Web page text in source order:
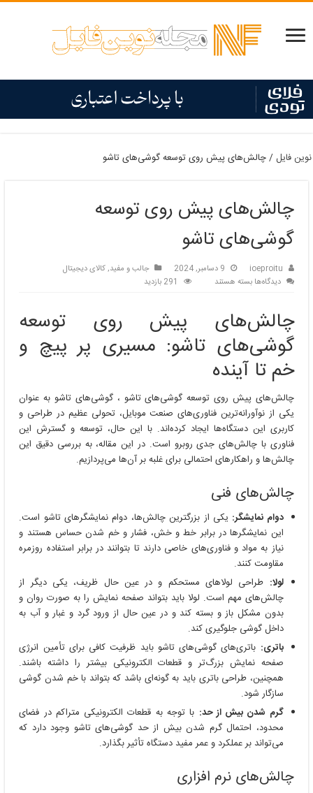
نوین فایل/چالش‌های پیش روی توسعه گوشی‌های تاشو
چالش‌های پیش روی توسعه
گوشی‌های تاشو
ioeproitu 9 دسامبر, 2024 جالب و مفید,کالای دیجیتال
دیدگاه‌هابرای
روی
توسعه
گوشی‌های
تاشو
بسته هستند 291 بازدید
چالش‌های پیش روی توسعه
گوشی‌های تاشو: مسیری پر پیچ و
خم تا آینده
چالش‌های پیش روی توسعه گوشی‌های تاشو ، گوشی‌های تاشو به عنوان
یکی از نوآورانه‌ترین فناوری‌های صنعت موبایل، تحولی عظیم در طراحی و
کاربری این دستگاه‌ها ایجاد کرده‌اند. با این حال، توسعه و گسترش این
فناوری با چالش‌های جدی روبرو است. در این مقاله، به بررسی دقیق این
چالش‌ها و راهکارهای احتمالی برای غلبه بر آن‌ها می‌پردازیم.
چالش‌های فنی
دوام نمایشگر: یکی از بزرگترین چالش‌ها، دوام نمایشگرهای تاشو است.
این نمایشگرها در برابر خط و خش، فشار و خم شدن حساس هستند و
نیاز به مواد و فناوری‌های خاصی دارند تا بتوانند در برابر استفاده روزمره
مقاومت کنند.
لولا: طراحی لولاهای مستحکم و در عین حال ظریف، یکی دیگر از
چالش‌های مهم است. لولا باید بتواند صفحه نمایش را به صورت روان و
بدون مشکل باز و بسته کند و در عین حال از ورود گرد و غبار و آب به
داخل گوشی جلوگیری کند.
باتری: باتری‌های گوشی‌های تاشو باید ظرفیت کافی برای تأمین انرژی
صفحه نمایش بزرگ‌تر و قطعات الکترونیکی بیشتر را داشته باشند.
همچنین، طراحی باتری باید به گونه‌ای باشد که بتواند با خم شدن گوشی
سازگار شود.
گرم شدن بیش از حد: با توجه به قطعات الکترونیکی متراکم در فضای
محدود، احتمال گرم شدن بیش از حد گوشی‌های تاشو وجود دارد که
می‌تواند بر عملکرد و عمر مفید دستگاه تأثیر بگذارد.
چالش‌های نرم افزاری